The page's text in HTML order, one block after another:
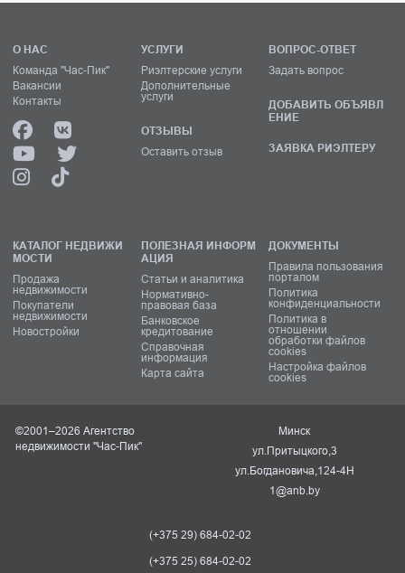
О НАС
Команда "Час-Пик"
Вакансии
Контакты
УСЛУГИ
Риэлтерские услуги
Дополнительные
услуги
ОТЗЫВЫ
Оставить отзыв
ВОПРОС-ОТВЕТ
Задать вопрос
ДОБАВИТЬ ОБЪЯВЛ
ЕНИЕ
ЗАЯВКА РИЭЛТЕРУ
КАТАЛОГ НЕДВИЖИ
МОСТИ
Продажа
недвижимости
Покупатели
недвижимости
Новостройки
ПОЛЕЗНАЯ ИНФОРМ
АЦИЯ
Статьи и аналитика
Нормативно-
правовая база
Банковское
кредитование
Справочная
информация
Карта сайта
ДОКУМЕНТЫ
Правила пользования
порталом
Политика
конфиденциальности
Политика в
отношении
обработки файлов
cookies
Настройка файлов
cookies
©2001–2026 Агентство
недвижимости "Час-Пик"
Минск
ул.Притыцкого,3
ул.Богдановича,124-4Н
1@anb.by
(+375 29) 684-02-02
(+375 25) 684-02-02